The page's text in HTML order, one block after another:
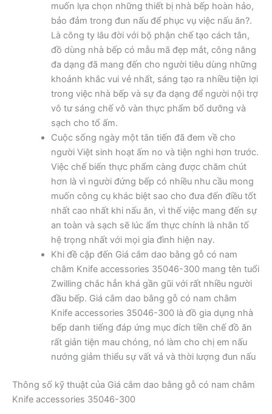
muốn lựa chọn những thiết bị nhà bếp hoàn hảo,
bảo đảm trong đun nấu để phục vụ việc nấu ăn?.
Là công ty lâu đời với bộ phận chế tạo cách tân,
đồ dùng nhà bếp có mẫu mã đẹp mắt, công năng
đa dạng đã mang đến cho người tiêu dùng những
khoảnh khắc vui vẻ nhất, sáng tạo ra nhiều tiện lợi
trong việc nhà bếp và sự đa dạng để người nội trợ
vô tư sáng chế vô vàn thực phẩm bổ dưỡng và
sạch cho tổ ấm.
Cuộc sống ngày một tân tiến đã đem về cho
người Việt sinh hoạt ấm no và tiện nghi hơn trước.
Việc chế biến thực phẩm càng được chăm chút
hơn là vì người đứng bếp có nhiều nhu cầu mong
muốn công cụ khác biệt sao cho đưa đến điều tốt
nhất cao nhất khi nấu ăn, vì thế việc mang đến sự
an toàn và sạch sẽ lúc ẩm thực chính là nhân tố
hệ trọng nhất với mọi gia đình hiện nay.
Khi đề cập đến Giá cắm dao bằng gỗ có nam
châm Knife accessories 35046-300 mang tên tuổi
Zwilling chắc hẳn khá gần gũi với rất nhiều người
đầu bếp. Giá cắm dao bằng gỗ có nam châm
Knife accessories 35046-300 là đồ gia dụng nhà
bếp danh tiếng đáp ứng mục đích tiền chế đồ ăn
rất giản tiện mau chóng, nó làm cho chị em nấu
nướng giảm thiểu sự vất vả và thời lượng đun nấu
Thông số kỹ thuật của Giá cắm dao bằng gỗ có nam châm
Knife accessories 35046-300